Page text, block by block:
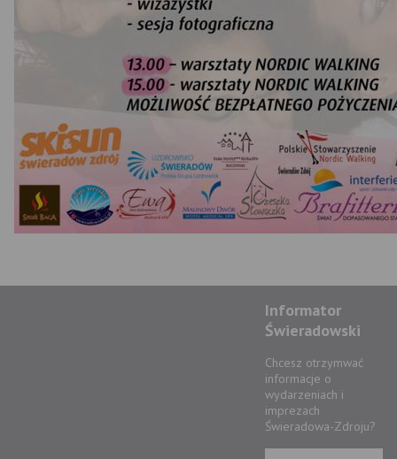
Informator
Świeradowski
Chcesz otrzymwać
informacje o
wydarzeniach i
imprezach
Świeradowa-Zdroju?